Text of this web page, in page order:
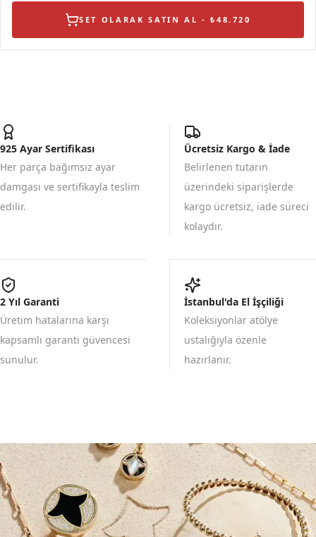
SET OLARAK SATIN AL - ₺48.720
925 Ayar Sertifikası
Her parça bağımsız ayar
damgası ve sertifikayla teslim
edilir.
Ücretsiz Kargo & İade
Belirlenen tutarın
üzerindeki siparişlerde
kargo ücretsiz, iade süreci
kolaydır.
2 Yıl Garanti
Üretim hatalarına karşı
kapsamlı garanti güvencesi
sunulur.
İstanbul'da El İşçiliği
Koleksiyonlar atölye
ustalığıyla özenle
hazırlanır.